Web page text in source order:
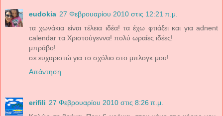
eudokia 27 Φεβρουαρίου 2010 στις 12:21 π.μ.
τα χωνάκια είναι τέλεια ιδέα! τα έχω φτιάξει και για adnent
calendar τα Χριστούγεννα! πολύ ωραίες ιδέες!
μπράβο!
σε ευχαριστώ για το σχόλιο στο μπλογκ μου!
Απάντηση
erifili 27 Φεβρουαρίου 2010 στις 8:26 π.μ.